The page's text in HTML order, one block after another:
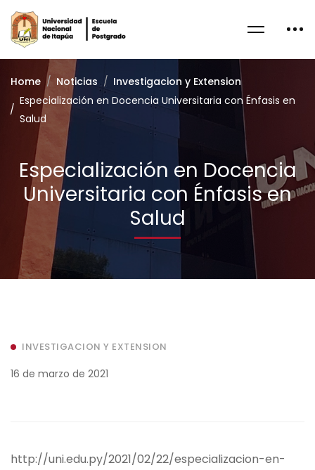
Home Noticias
Investigacion y Extension
Especialización en Docencia Universitaria con Énfasis en
Salud
Especialización en Docencia
Universitaria con Énfasis en
Salud
INVESTIGACION Y EXTENSION
16 de marzo de 2021
http://uni.edu.py/2021/02/22/especializacion-en-